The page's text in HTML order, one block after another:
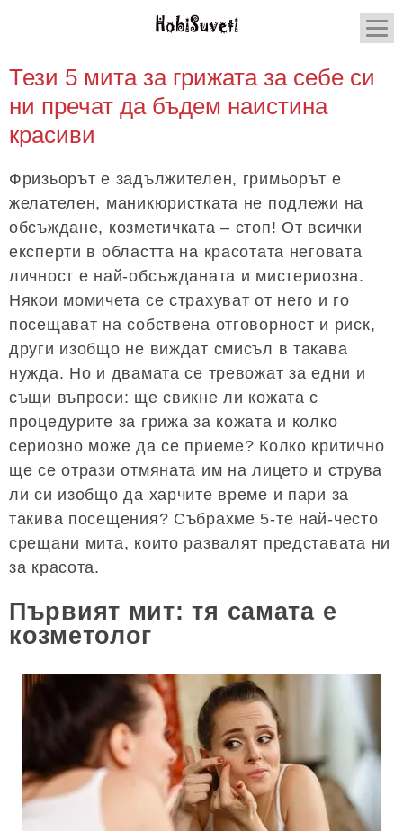
Тези 5 мита за грижата за себе си
ни пречат да бъдем наистина
красиви
Фризьорът е задължителен, гримьорът е
желателен, маникюристката не подлежи на
обсъждане, козметичката – стоп! От всички
експерти в областта на красотата неговата
личност е най-обсъжданата и мистериозна.
Някои момичета се страхуват от него и го
посещават на собствена отговорност и риск,
други изобщо не виждат смисъл в такава
нужда. Но и двамата се тревожат за едни и
същи въпроси: ще свикне ли кожата с
процедурите за грижа за кожата и колко
сериозно може да се приеме? Колко критично
ще се отрази отмяната им на лицето и струва
ли си изобщо да харчите време и пари за
такива посещения? Събрахме 5-те най-често
срещани мита, които развалят представата ни
за красота.
Първият мит: тя самата е
козметолог